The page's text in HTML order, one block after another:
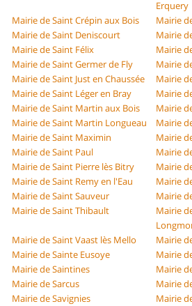
Erquery
Mairie de Saint Crépin aux Bois
Mairie
Mairie de Saint Deniscourt
Mairie
Mairie de Saint Félix
Mairie
Mairie de Saint Germer de Fly
Mairie
Mairie de Saint Just en Chaussée
Mairie
Mairie de Saint Léger en Bray
Mairie
Mairie de Saint Martin aux Bois
Mairie
Mairie de Saint Martin Longueau
Mairie
Mairie de Saint Maximin
Mairie
Mairie de Saint Paul
Mairie
Mairie de Saint Pierre lès Bitry
Mairie
Mairie de Saint Remy en l'Eau
Mairie
Mairie de Saint Sauveur
Mairie
Mairie de Saint Thibault
Mairie
Mairie de Saint Vaast lès Mello
Mairie
Mairie de Sainte Eusoye
Mairie
Mairie de Saintines
Mairie
Mairie de Sarcus
Mairie
Mairie de Savignies
Mairie